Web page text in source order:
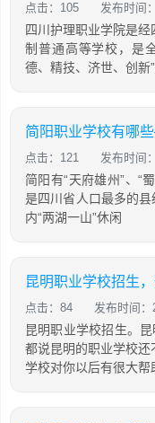
点击：105 发布时间
四川护理职业学院是
制普通高等学校，是
德、精技、济世、创新
简阳职业学校有哪
点击：121 发布时间
简阳有“天府雄州”、“
是四川省人口最多的
内“两湖一山”休闲
昆明职业学校招生
点击：84 发布时间：
昆明职业学校招生。
都说昆明的职业学校
学校对你以后有很大帮